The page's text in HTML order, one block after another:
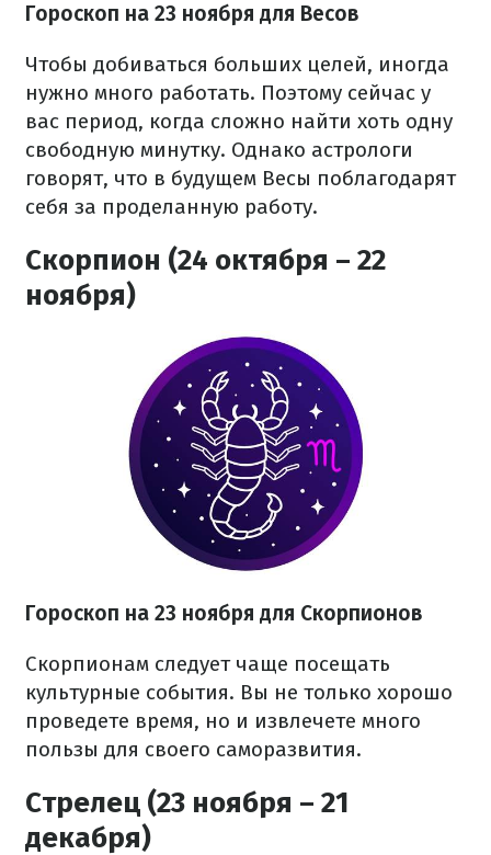
Гороскоп на 23 ноября для Весов
Чтобы добиваться больших целей, иногда
нужно много работать. Поэтому сейчас у
вас период, когда сложно найти хоть одну
свободную минутку. Однако астрологи
говорят, что в будущем Весы поблагодарят
себя за проделанную работу.
Скорпион (24 октября – 22
ноября)
Гороскоп на 23 ноября для Скорпионов
Скорпионам следует чаще посещать
культурные события. Вы не только хорошо
проведете время, но и извлечете много
пользы для своего саморазвития.
Стрелец (23 ноября – 21
декабря)